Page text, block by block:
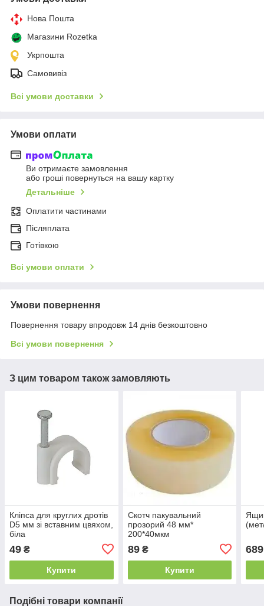
Нова Пошта
Магазини Rozetka
Укрпошта
Самовивіз
Всі умови доставки
Умови оплати
Ви отримаєте замовлення
або гроші повернуться на вашу картку
Детальніше
Оплатити частинами
Післяплата
Готівкою
Всі умови оплати
Умови повернення
Повернення товару впродовж 14 днів безкоштовно
Всі умови повернення
З цим товаром також замовляють
Кліпса для круглих дротів
D5 мм зі вставним цвяхом,
біла
49 ₴
Купити
Скотч пакувальний
прозорий 48 мм*
200*40мкм
89₴
Купити
689
Подібні товари компанії